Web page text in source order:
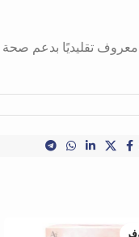
معروف تقليديًا بدعم صحة